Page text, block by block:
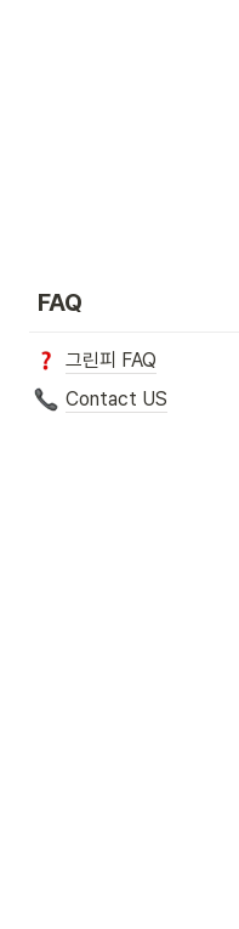
FAQ
그린피 FAQ
Contact US